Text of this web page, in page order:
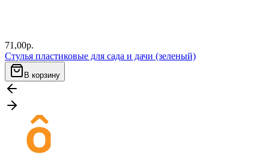
71,00р.
Стулья пластиковые для сада и дачи (зеленый)
В корзину